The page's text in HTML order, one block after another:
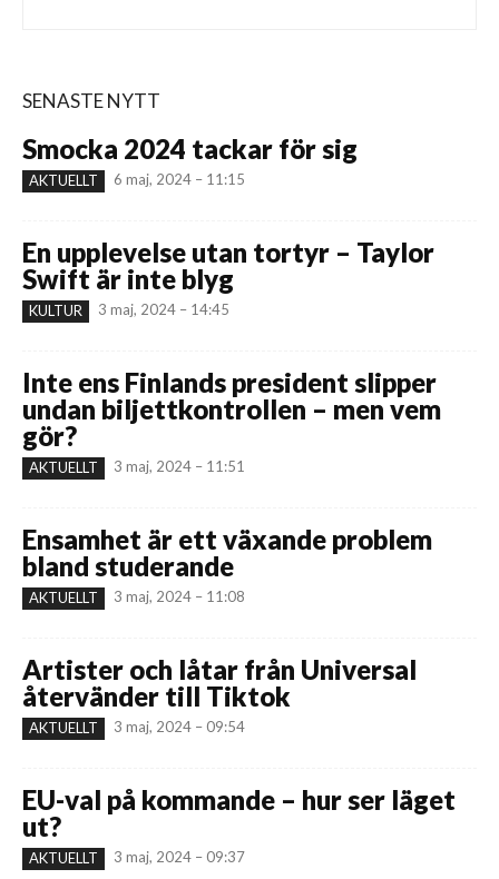
SENASTE NYTT
Smocka 2024 tackar för sig
AKTUELLT 6 maj, 2024 – 11:15
En upplevelse utan tortyr – Taylor
Swift är inte blyg
KULTUR 3 maj, 2024 – 14:45
Inte ens Finlands president slipper
undan biljettkontrollen – men vem
gör?
AKTUELLT 3 maj, 2024 – 11:51
Ensamhet är ett växande problem
bland studerande
AKTUELLT 3 maj, 2024 – 11:08
Artister och låtar från Universal
återvänder till Tiktok
AKTUELLT 3 maj, 2024 – 09:54
EU-val på kommande – hur ser läget
ut?
AKTUELLT 3 maj, 2024 – 09:37